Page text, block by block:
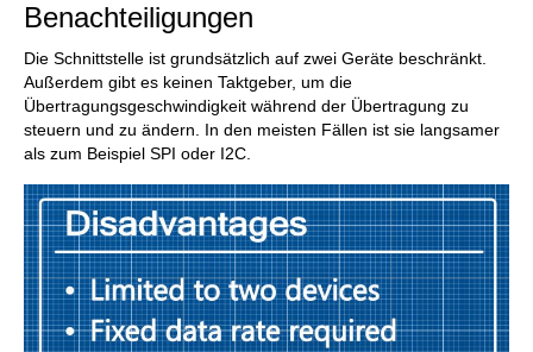
Benachteiligungen
Die Schnittstelle ist grundsätzlich auf zwei Geräte beschränkt.
Außerdem gibt es keinen Taktgeber, um die
Übertragungsgeschwindigkeit während der Übertragung zu
steuern und zu ändern. In den meisten Fällen ist sie langsamer
als zum Beispiel SPI oder I2C.